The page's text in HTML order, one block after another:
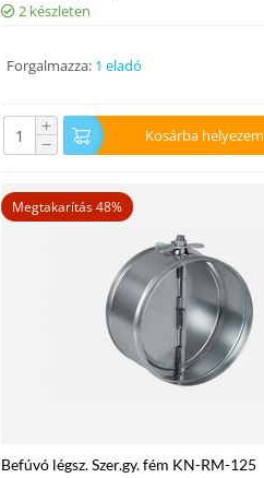
2 készleten
Forgalmazza: 1 eladó
+
− Kosárba helyezem
Megtakarítás 48%
Befúvó légsz. Szer.gy. fém KN-RM-125